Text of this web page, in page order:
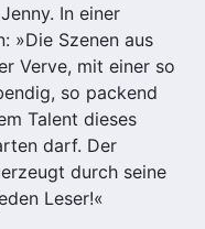
In einer
»Die Szenen aus
Verve, mit einer so
so packend
Talent dieses
darf. Der
durch seine
Leser!«